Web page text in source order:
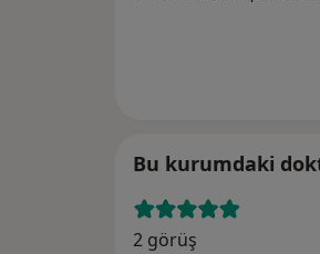
Bu kurumdaki
2 görüş